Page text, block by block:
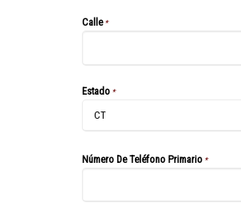
Calle*
Estado *
Número De Teléfono Primario *